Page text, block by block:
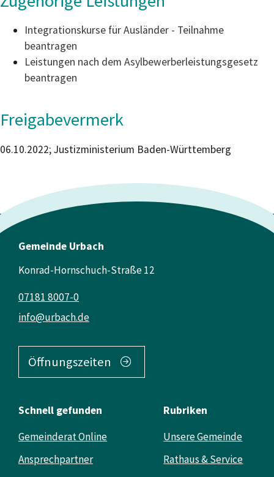
Integrationskurse für Ausländer - Teilnahme
beantragen
Leistungen nach dem Asylbewerberleistungsgesetz
beantragen
Freigabevermerk
06.10.2022; Justizministerium Baden-Württemberg
Gemeinde Urbach
Konrad-Hornschuch-Straße 12
info@urbach.de
07181 8007-0
Öffnungszeiten
Schnell gefunden
Gemeinderat Online
Ansprechpartner
Rubriken
Unsere Gemeinde
Rathaus & Service